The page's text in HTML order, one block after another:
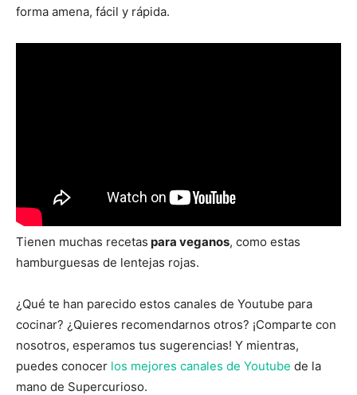
forma amena, fácil y rápida.
Tienen muchas recetas para veganos, como estas
hamburguesas de lentejas rojas.
¿Qué te han parecido estos canales de Youtube para
cocinar? ¿Quieres recomendarnos otros? ¡Comparte con
nosotros, esperamos tus sugerencias! Y mientras,
puedes conocer los mejores canales de Youtube de la
mano de Supercurioso.